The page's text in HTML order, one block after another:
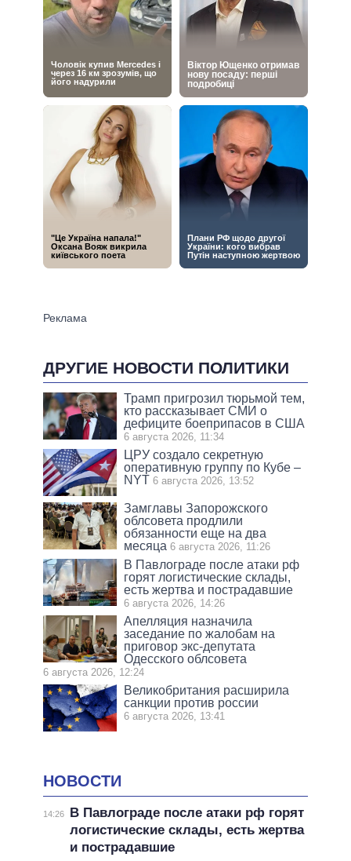
ДРУГИЕ НОВОСТИ ПОЛИТИКИ
Трамп пригрозил тюрьмой тем,
кто рассказывает СМИ о
дефиците боеприпасов в США
6 августа 2026, 11:34
ЦРУ создало секретную
оперативную группу по Кубе –
NYT 6 августа 2026, 13:52
Замглавы Запорожского
облсовета продлили
обязанности еще на два
месяца 6 августа 2026, 11:26
В Павлограде после атаки рф
горят логистические склады,
есть жертва и пострадавшие
6 августа 2026, 14:26
Апелляция назначила
заседание по жалобам на
приговор экс-депутата
Одесского облсовета
6 августа 2026, 12:24
Великобритания расширила
санкции против россии
6 августа 2026, 13:41
НОВОСТИ
14:26
В Павлограде после атаки рф горят
логистические склады, есть жертва
и пострадавшие